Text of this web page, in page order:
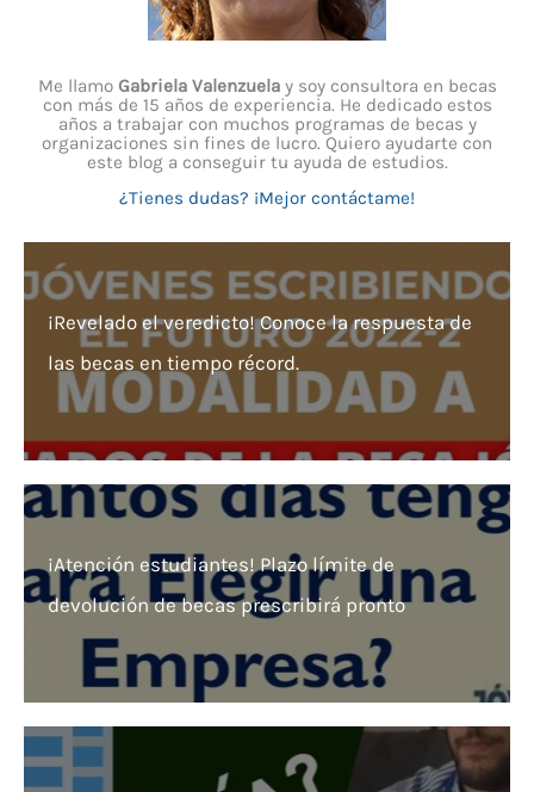
Me llamo Gabriela Valenzuelay soy consultora en becas
con más de 15 años de experiencia. He dedicado estos
años a trabajar con muchos programas de becas y
organizaciones sin fines de lucro. Quiero ayudarte con
este blog a conseguir tu ayuda de estudios.
¿Tienes dudas? ¡Mejor contáctame!
¡Revelado el veredicto! Conoce la respuesta de
las becas en tiempo récord.
¡Atención estudiantes! Plazo límite de
devolución de becas prescribirá pronto